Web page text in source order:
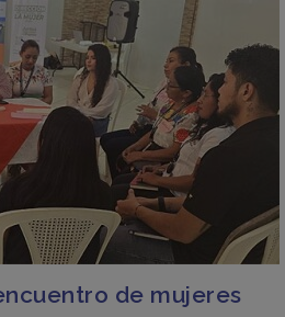
de mujeres